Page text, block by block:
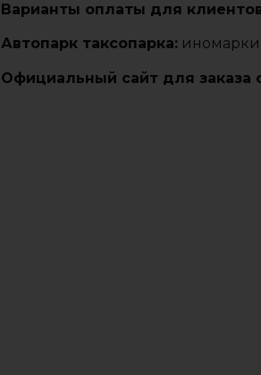
Варианты оплаты для
Автопарк таксопарка: иномарки
Официальный сайт для заказа